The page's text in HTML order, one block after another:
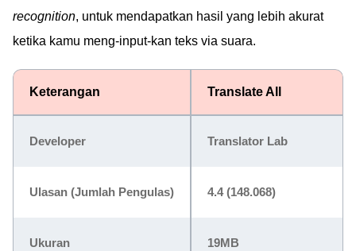
recognition, untuk mendapatkan hasil yang lebih akurat
ketika kamu meng-input-kan teks via suara.
Keterangan Translate All
Developer Translator Lab
Ulasan (Jumlah Pengulas) 4.4 (148.068)
Ukuran 19MB